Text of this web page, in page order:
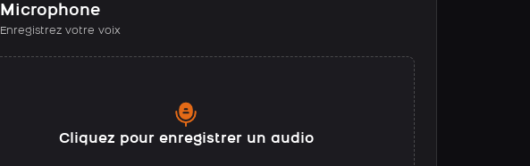
Microphone
Enregistrez votre voix
Cliquez pour enregistrer un audio